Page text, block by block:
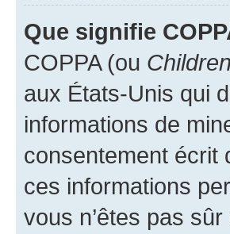
Que signifie
COPPA (ou
aux États-Unis qui
informations de
consentement écrit
ces informations
vous n’êtes pas